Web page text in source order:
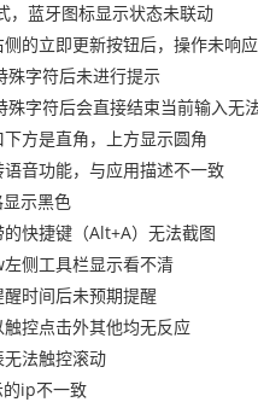
，蓝牙图标显示状态未联动
的立即更新按钮后，操作未响应
殊字符后未进行提示
字符后会直接结束当前输入无
方是直角，上方显示圆角
音功能，与应用描述不一致
示黑色
快捷键（Alt+A）无法截图
侧工具栏显示看不清
时间后未预期提醒
控点击外其他均无反应
法触控滚动
ip不一致